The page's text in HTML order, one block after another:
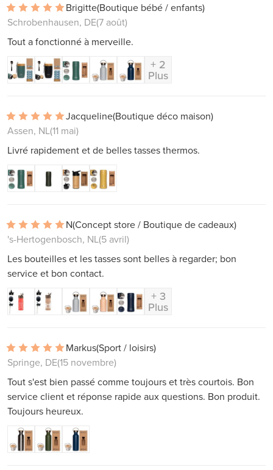
Brigitte(Boutique bébé / enfants)
Schrobenhausen, DE(7 août)
Tout a fonctionné à merveille.
+ 2
Plus
Jacqueline(Boutique déco maison)
Assen, NL(11 mai)
Livré rapidement et de belles tasses thermos.
N(Concept store / Boutique de cadeaux)
's-Hertogenbosch, NL(5 avril)
Les bouteilles et les tasses sont belles à regarder; bon
service et bon contact.
+ 3
Plus
Markus(Sport / loisirs)
Springe, DE(15 novembre)
Tout s'est bien passé comme toujours et très courtois. Bon
service client et réponse rapide aux questions. Bon produit.
Toujours heureux.